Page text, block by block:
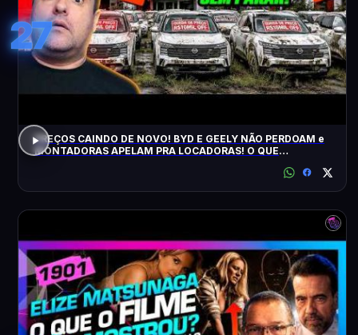
27
PREÇOS CAINDO DE NOVO! BYD E GEELY NÃO PERDOAM e
MONTADORAS APELAM PRA LOCADORAS! O QUE